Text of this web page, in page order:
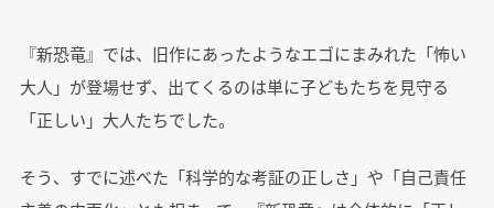
『新恐竜』では、旧作にあったようなエゴにまみれた「怖い
大人」が登場せず、出てくるのは単に子どもたちを見守る
「正しい」大人たちでした。
そう、すでに述べた「科学的な考証の正しさ」や「自己責任